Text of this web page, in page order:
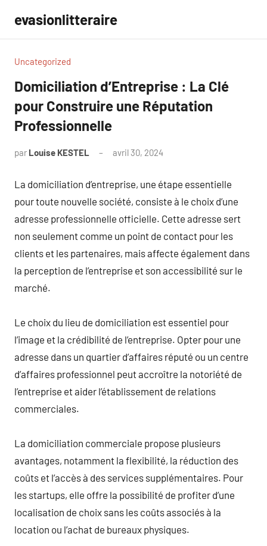
contenu
evasionlitteraire
Uncategorized
Domiciliation d’Entreprise : La Clé
pour Construire une Réputation
Professionnelle
par Louise KESTEL avril 30, 2024
La domiciliation d’entreprise, une étape essentielle
pour toute nouvelle société, consiste à le choix d’une
adresse professionnelle officielle. Cette adresse sert
non seulement comme un point de contact pour les
clients et les partenaires, mais affecte également dans
la perception de l’entreprise et son accessibilité sur le
marché.
Le choix du lieu de domiciliation est essentiel pour
l’image et la crédibilité de l’entreprise. Opter pour une
adresse dans un quartier d’affaires réputé ou un centre
d’affaires professionnel peut accroître la notoriété de
l’entreprise et aider l’établissement de relations
commerciales.
La domiciliation commerciale propose plusieurs
avantages, notamment la flexibilité, la réduction des
coûts et l’accès à des services supplémentaires. Pour
les startups, elle offre la possibilité de profiter d’une
localisation de choix sans les coûts associés à la
location ou l’achat de bureaux physiques.